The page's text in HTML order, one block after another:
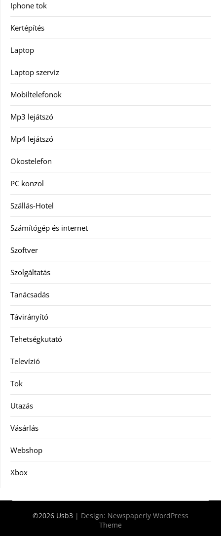
Iphone tok
Kertépítés
Laptop
Laptop szerviz
Mobiltelefonok
Mp3 lejátszó
Mp4 lejátszó
Okostelefon
PC konzol
Szállás-Hotel
Számítógép és internet
Szoftver
Szolgáltatás
Tanácsadás
Távirányító
Tehetségkutató
Televízió
Tok
Utazás
Vásárlás
Webshop
Xbox
©2026 Usb3 | Design: Newspaperly WordPress
Theme